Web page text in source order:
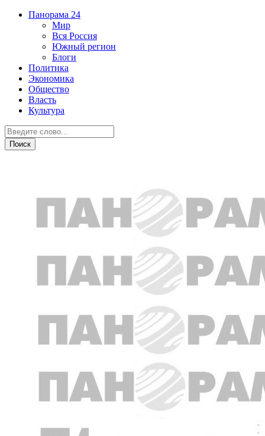
Панорама 24
Мир
Вся Россия
Южный регион
Блоги
Политика
Экономика
Общество
Власть
Культура